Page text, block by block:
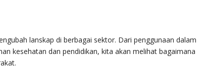
lanskap di berbagai sektor. Dari penggunaan dalam
kesehatan dan pendidikan, kita akan melihat bagaimana